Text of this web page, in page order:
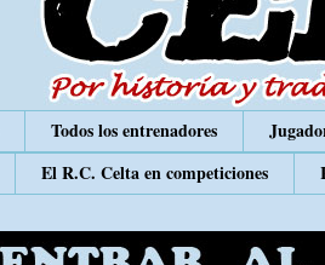
Todos los entrenadores
El R.C. Celta en competiciones